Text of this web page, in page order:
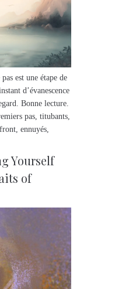
est une étape de
d’évanescence
Bonne lecture.
pas, titubants,
ennuyés,
Yourself
of